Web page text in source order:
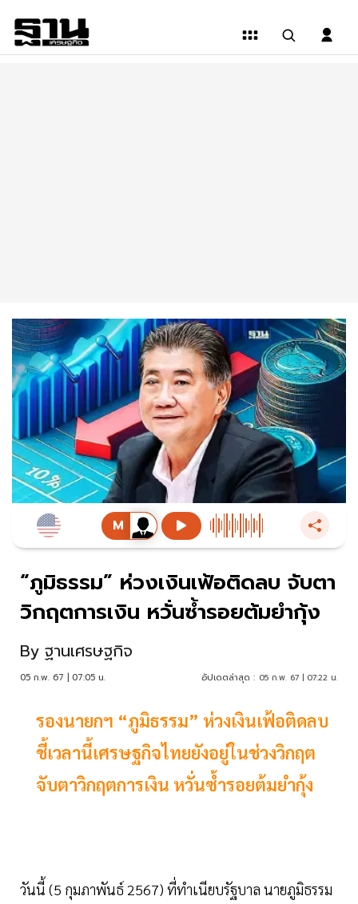
“ภูมิธรรม” ห่วงเงินเฟ้อติดลบ จับตา
วิกฤตการเงิน หวั่นซ้ำรอยต้มยำกุ้ง
By ฐานเศรษฐกิจ
05 ก.พ. 67 | 07:05 น. อัปเดตล่าสุด : 05 ก.พ. 67 | 07:22 น.
รองนายกฯ “ภูมิธรรม” ห่วงเงินเฟ้อติดลบ
ชี้เวลานี้เศรษฐกิจไทยยังอยู่ในช่วงวิกฤต
จับตาวิกฤตการเงิน หวั่นซ้ำรอยต้มยำกุ้ง
วันนี้ (5 กุมภาพันธ์ 2567) ที่ทำเนียบรัฐบาล นายภูมิธรรม